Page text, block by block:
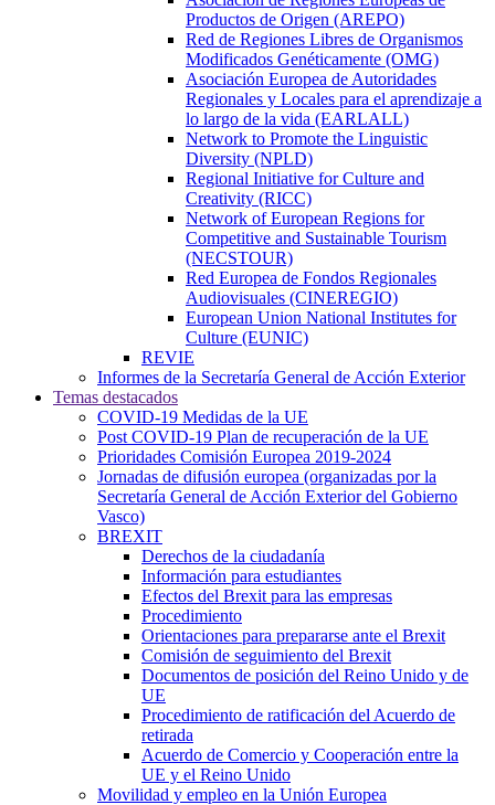
Productos de Origen (AREPO)
Red de Regiones Libres de Organismos
Modificados Genéticamente (OMG)
Asociación Europea de Autoridades
Regionales y Locales para el aprendizaje a
lo largo de la vida (EARLALL)
Network to Promote the Linguistic
Diversity (NPLD)
Regional Initiative for Culture and
Creativity (RICC)
Network of European Regions for
Competitive and Sustainable Tourism
(NECSTOUR)
Red Europea de Fondos Regionales
Audiovisuales (CINEREGIO)
European Union National Institutes for
Culture (EUNIC)
REVIE
Informes de la Secretaría General de Acción Exterior
Temas destacados
COVID-19 Medidas de la UE
Post COVID-19 Plan de recuperación de la UE
Prioridades Comisión Europea 2019-2024
Jornadas de difusión europea (organizadas por la
Secretaría General de Acción Exterior del Gobierno
Vasco)
BREXIT
Derechos de la ciudadanía
Información para estudiantes
Efectos del Brexit para las empresas
Procedimiento
Orientaciones para prepararse ante el Brexit
Comisión de seguimiento del Brexit
Documentos de posición del Reino Unido y de
UE
Procedimiento de ratificación del Acuerdo de
retirada
Acuerdo de Comercio y Cooperación entre la
UE y el Reino Unido
Movilidad y empleo en la Unión Europea